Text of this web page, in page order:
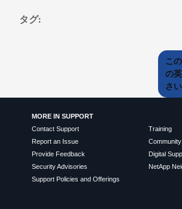
タグ
こ
の
さ
MORE IN SUPPORT
Contact Support
Report an Issue
Provide Feedback
Security Advisories
Support Policies and Offerings
Training
Community
Digital
NetApp